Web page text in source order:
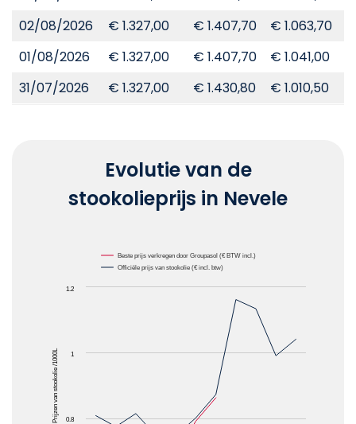
02/08/2026
€ 1.327,00 € 1.407,70 € 1.063,70
01/08/2026
€ 1.327,00 € 1.407,70 € 1.041,00
31/07/2026
€ 1.327,00 € 1.430,80 € 1.010,50
Evolutie van de
stookolieprijs in Nevele
Line chart with 2 lines.
The chart has 1 X axis displaying Maanden.
The chart has 1 Y axis displaying Prijzen van
Prijzen van stookolie /1000L
Beste prijs verkregen door Groupasol (€ BTW incl.)
Officiële prijs van stookolie (€ incl. btw)
0.8
1
1.2